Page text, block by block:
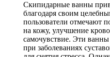
Скипидарные ванны
благодаря своим
пользователи отмечают
на кожу, улучшение
самочувствие. Эти
при заболеваниях